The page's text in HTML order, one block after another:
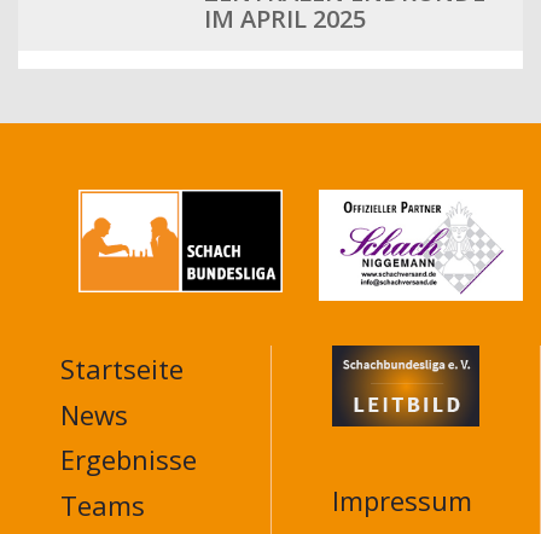
IM APRIL 2025
MAIN
NAVIGATION
FOOTER
Startseite
News
Ergebnisse
Teams
Impressum